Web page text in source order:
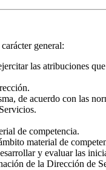
general:
las atribuciones que
de acuerdo con las
de competencia.
material de
y evaluar las
de la Dirección de